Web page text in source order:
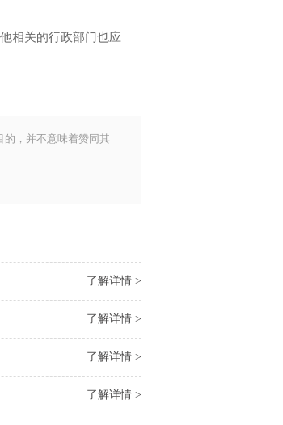
相关的行政部门也应
的，并不意味着赞同其
了解详情 >
了解详情 >
了解详情 >
了解详情 >